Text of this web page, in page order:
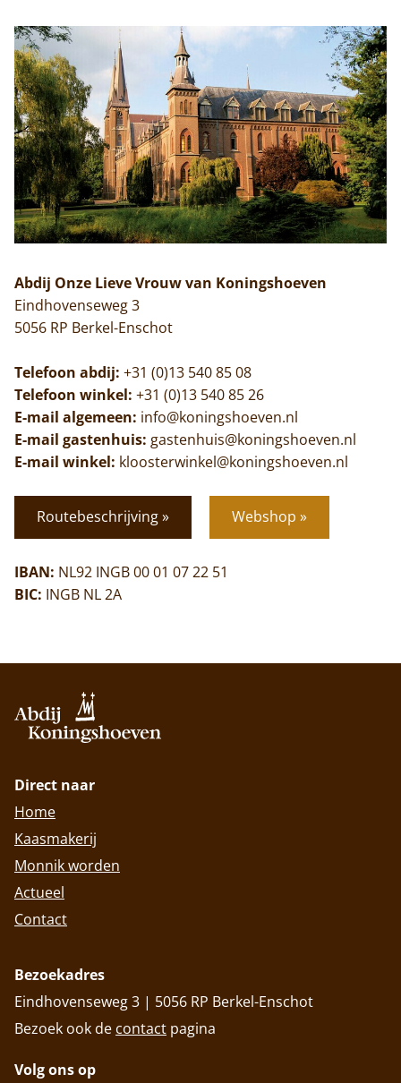
Trappisten
De abdij
Actueel
Monnik worden
Contact
Abdij Onze Lieve Vrouw van Koningshoeven
Eindhovenseweg 3
5056 RP Berkel-Enschot
Telefoon abdij: +31 (0)13 540 85 08
Telefoon winkel: +31 (0)13 540 85 26
E-mail algemeen: info@koningshoeven.nl
E-mail gastenhuis: gastenhuis@koningshoeven.nl
E-mail winkel: kloosterwinkel@koningshoeven.nl
Routebeschrijving » Webshop »
IBAN: NL92 INGB 00 01 07 22 51
BIC: INGB NL 2A
Direct naar
Home
Kaasmakerij
Monnik worden
Actueel
Contact
Bezoekadres
Eindhovenseweg 3 | 5056 RP Berkel-Enschot
Bezoek ook de contact pagina
Volg ons op